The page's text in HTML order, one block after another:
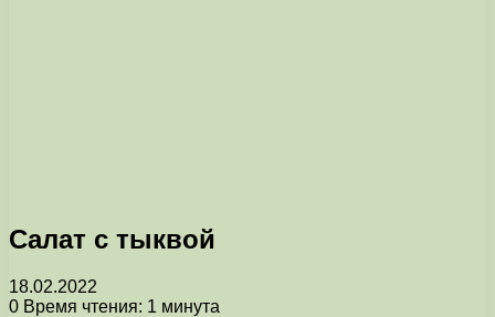
Cалат с тыквой
18.02.2022
0 Время чтения: 1 минута